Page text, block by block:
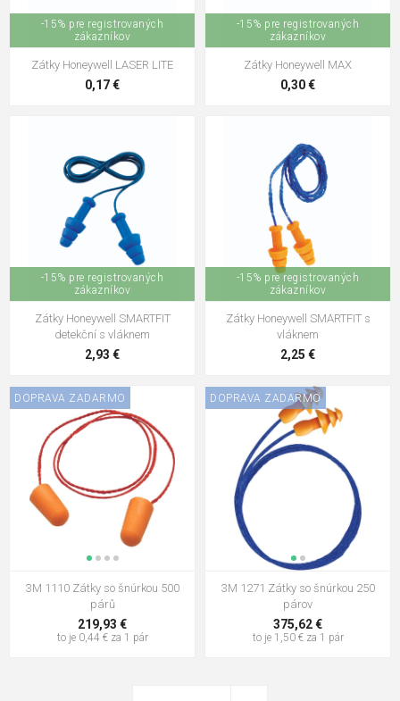
-15% pre registrovaných
zákazníkov
Zátky Honeywell LASER LITE
0,17 €
-15% pre registrovaných
zákazníkov
Zátky Honeywell MAX
0,30 €
-15% pre registrovaných
zákazníkov
Zátky Honeywell SMARTFIT
detekční s vláknem
2,93 €
-15% pre registrovaných
zákazníkov
Zátky Honeywell SMARTFIT s
vláknem
2,25 €
DOPRAVA ZADARMO
3M 1110 Zátky so šnúrkou 500
párů
219,93 €
to je 0,44 € za 1 pár
DOPRAVA ZADARMO
3M 1271 Zátky so šnúrkou 250
párov
375,62 €
to je 1,50 € za 1 pár